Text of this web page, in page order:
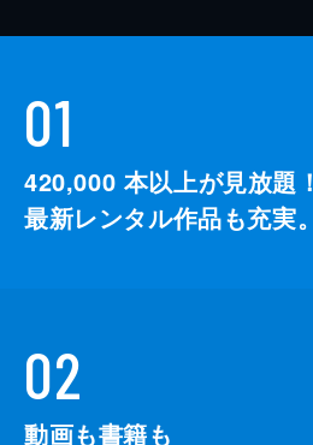
01
420,000 本以上が見放題！
最新レンタル作品も充実。
02
動画も書籍も